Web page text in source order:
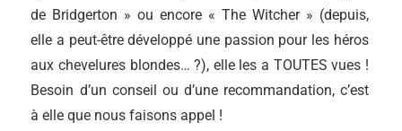
de Bridgerton » ou encore « The Witcher » (depuis,
elle a peut-être développé une passion pour les héros
aux chevelures blondes… ?), elle les a TOUTES vues !
Besoin d’un conseil ou d’une recommandation, c’est
à elle que nous faisons appel !